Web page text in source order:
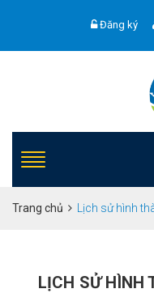
Đăng ký
Trang chủ Lịch sử hình
LỊCH SỬ HÌNH